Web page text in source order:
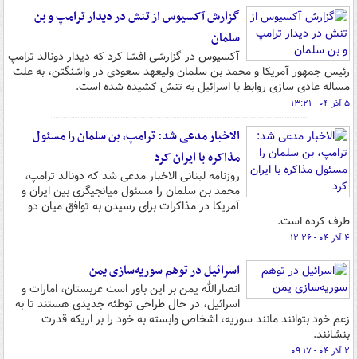
گزارش آکسیوس از تنش در دیدار ترامپ و بن
سلمان
آکسیوس در گزارشی افشا کرد که دیدار دونالد ترامپ
رئیس جمهور آمریکا و محمد بن سلمان ولیعهد سعودی در واشنگتن، به علت
مساله عادی سازی روابط با اسرائیل به تنش کشیده شده است.
۵ آذر ۰۴ - ۱۳:۲۱
الاخبار مدعی شد: ترامپ، بن سلمان را مسئول
مذاکره با ایران کرد
روزنامه لبنانی الاخبار مدعی شد که دونالد ترامپ،
محمد بن سلمان را مسئول میانجیگری بین ایران و
آمریکا در مذاکرات برای رسیدن به توافق میان دو
طرف کرده است.
۴ آذر ۰۴ - ۱۲:۲۶
اسرائیل در توهم سوریه‌سازی یمن
انصارالله یمن بر این باور است عربستان، امارات و
اسرائیل، در حال طراحی توطئه جدیدی هستند تا به
زعم خود بتوانند مانند سوریه، اشخاص وابسته به خود را بر اریکه قدرت
بنشانند.
۲ آذر ۰۴ - ۰۹:۱۷